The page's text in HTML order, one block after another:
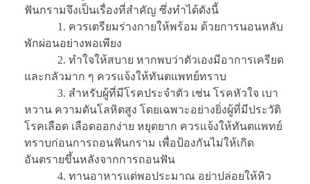
ฟันกรามจึงเป็นเรื่องที่สำคัญ ซึ่งทำได้ดังนี้
1. ควรเตรียมร่างกายให้พร้อม ด้วยการนอนหลับ
พักผ่อนอย่างพอเพียง
2. ทำใจให้สบาย หากพบว่าตัวเองมีอาการเครียด
และกลัวมาก ๆ ควรแจ้งให้ทันตแพทย์ทราบ
3. สำหรับผู้ที่มีโรคประจำตัว เช่น โรคหัวใจ เบา
หวาน ความดันโลหิตสูง โดยเฉพาะอย่างยิ่งผู้ที่มีประวัติ
โรคเลือด เลือดออกง่าย หยุดยาก ควรแจ้งให้ทันตแพทย์
ทราบก่อนการถอนฟันกราม เพื่อป้องกันไม่ให้เกิด
อันตรายขึ้นหลังจากการถอนฟัน
4. ทานอาหารแต่พอประมาณ อย่าปล่อยให้หิว